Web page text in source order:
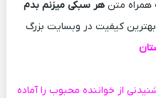
متنهر سبکی میزنم بدم
بهترین کیفیت در وبسایت بزرگ
از خواننده محبوب را آماده